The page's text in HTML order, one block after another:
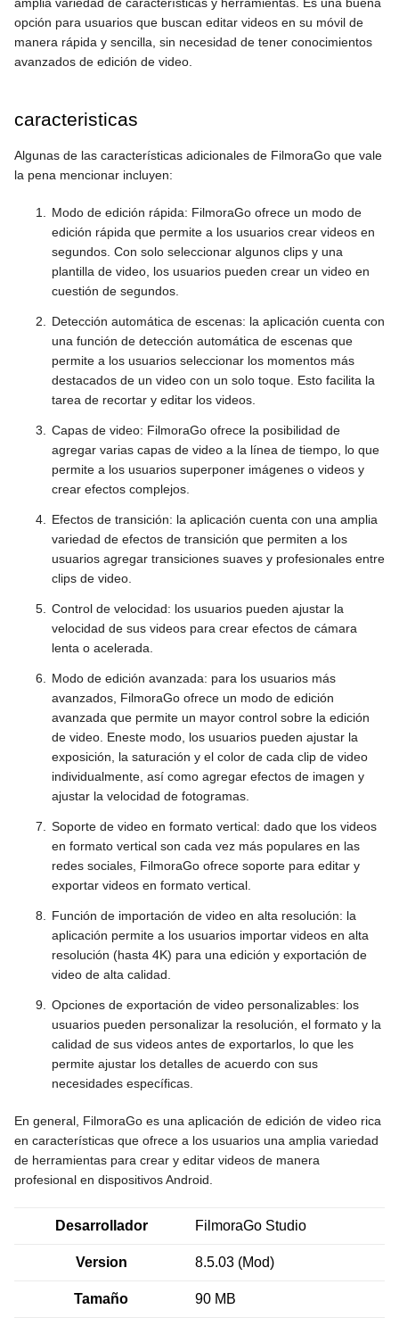
opción para usuarios que buscan editar videos en su móvil de
manera rápida y sencilla, sin necesidad de tener conocimientos
avanzados de edición de video.
caracteristicas
Algunas de las características adicionales de FilmoraGo que vale
la pena mencionar incluyen:
Modo de edición rápida: FilmoraGo ofrece un modo de
edición rápida que permite a los usuarios crear videos en
segundos. Con solo seleccionar algunos clips y una
plantilla de video, los usuarios pueden crear un video en
cuestión de segundos.
Detección automática de escenas: la aplicación cuenta con
una función de detección automática de escenas que
permite a los usuarios seleccionar los momentos más
destacados de un video con un solo toque. Esto facilita la
tarea de recortar y editar los videos.
Capas de video: FilmoraGo ofrece la posibilidad de
agregar varias capas de video a la línea de tiempo, lo que
permite a los usuarios superponer imágenes o videos y
crear efectos complejos.
Efectos de transición: la aplicación cuenta con una amplia
variedad de efectos de transición que permiten a los
usuarios agregar transiciones suaves y profesionales entre
clips de video.
Control de velocidad: los usuarios pueden ajustar la
velocidad de sus videos para crear efectos de cámara
lenta o acelerada.
Modo de edición avanzada: para los usuarios más
avanzados, FilmoraGo ofrece un modo de edición
avanzada que permite un mayor control sobre la edición
de video. Eneste modo, los usuarios pueden ajustar la
exposición, la saturación y el color de cada clip de video
individualmente, así como agregar efectos de imagen y
ajustar la velocidad de fotogramas.
Soporte de video en formato vertical: dado que los videos
en formato vertical son cada vez más populares en las
redes sociales, FilmoraGo ofrece soporte para editar y
exportar videos en formato vertical.
Función de importación de video en alta resolución: la
aplicación permite a los usuarios importar videos en alta
resolución (hasta 4K) para una edición y exportación de
video de alta calidad.
Opciones de exportación de video personalizables: los
usuarios pueden personalizar la resolución, el formato y la
calidad de sus videos antes de exportarlos, lo que les
permite ajustar los detalles de acuerdo con sus
necesidades específicas.
En general, FilmoraGo es una aplicación de edición de video rica
en características que ofrece a los usuarios una amplia variedad
de herramientas para crear y editar videos de manera
profesional en dispositivos Android.
Desarrollador FilmoraGo Studio
Version 8.5.03 (Mod)
Tamaño 90 MB